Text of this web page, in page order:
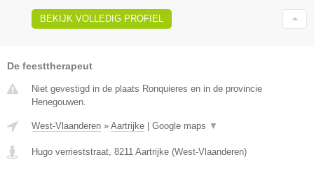
BEKIJK VOLLEDIG PROFIEL
De feesttherapeut
Niet gevestigd in de plaats Ronquieres en in de provincie
Henegouwen.
West-Vlaanderen » Aartrijke | Google maps ▼
Hugo verrieststraat 8211 Aartrijke (West-Vlaanderen)